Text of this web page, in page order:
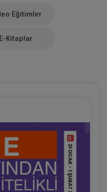
Eğitimler
E-Kitaplar